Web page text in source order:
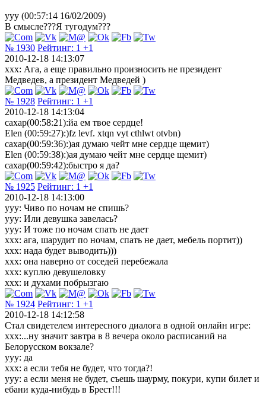
yyy (00:57:14 16/02/2009)
В смысле???Я тугодум???
№ 1930 Рейтинг: 1 +1
2010-12-18 14:13:07
ххх: Ага, а еще правильно произносить не президент
Медведев, а президент Медведей )
№ 1928 Рейтинг: 1 +1
2010-12-18 14:13:04
сахар(00:58:21):йа ем твое сердце!
Elen (00:59:27):)fz levf. xtqn vyt cthlwt otvbn)
сахар(00:59:36):)ая думаю чейт мне сердце щемит)
Elen (00:59:38):)ая думаю чейт мне сердце щемит)
сахар(00:59:42):быстро я да?
№ 1925 Рейтинг: 1 +1
2010-12-18 14:13:00
yyy: Чиво по ночам не спишь?
yyy: Или девушка завелась?
yyy: И тоже по ночам спать не дает
xxx: ага, шарудит по ночам, спать не дает, мебель портит))
xxx: нада будет выводить)))
xxx: она наверно от соседей перебежала
xxx: куплю девушеловку
xxx: и духами побрызгаю
№ 1924 Рейтинг: 1 +1
2010-12-18 14:12:58
Стал свидетелем интересного диалога в одной онлайн игре:
ххх:...ну значит завтра в 8 вечера около расписаний на
Белорусском вокзале?
ууу: да
ххх: а если тебя не будет, что тогда?!
ууу: а если меня не будет, съешь шаурму, покури, купи билет и
ебани куда-нибудь в Брест!!!